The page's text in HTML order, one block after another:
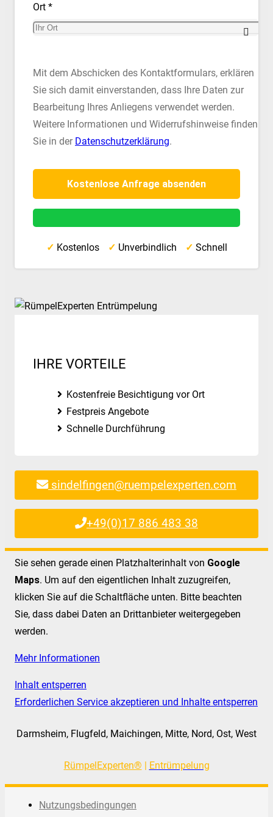
Ort *
Mit dem Abschicken des Kontaktformulars, erklären
Sie sich damit einverstanden, dass Ihre Daten zur
Bearbeitung Ihres Anliegens verwendet werden.
Weitere Informationen und Widerrufshinweise finden
Sie in der Datenschutzerklärung.
✓ Kostenlos ✓ Unverbindlich ✓ Schnell
IHRE VORTEILE
Kostenfreie Besichtigung vor Ort
Festpreis Angebote
Schnelle Durchführung
sindelfingen@ruempelexperten.com
+49(0)17 886 483 38
Sie sehen gerade einen Platzhalterinhalt von Google
Maps. Um auf den eigentlichen Inhalt zuzugreifen,
klicken Sie auf die Schaltfläche unten. Bitte beachten
Sie, dass dabei Daten an Drittanbieter weitergegeben
werden.
Mehr Informationen
Inhalt entsperren
Erforderlichen Service akzeptieren und Inhalte entsperren
Darmsheim, Flugfeld, Maichingen, Mitte, Nord, Ost, West
RümpelExperten® Entrümpelung
Nutzungsbedingungen